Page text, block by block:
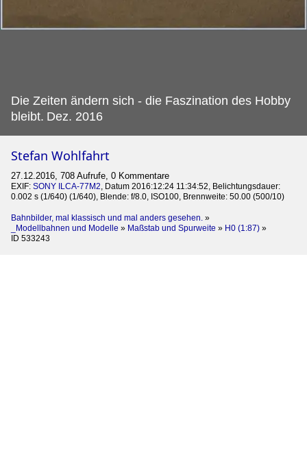
Die Zeiten ändern sich - die Faszination des Hobby
bleibt. Dez. 2016
Stefan Wohlfahrt
27.12.2016, 708 Aufrufe, 0 Kommentare
EXIF: SONY ILCA-77M2, Datum 2016:12:24 11:34:52, Belichtungsdauer:
0.002 s (1/640) (1/640), Blende: f/8.0, ISO100, Brennweite: 50.00 (500/10)
Bahnbilder, mal klassisch und mal anders gesehen. »
_Modellbahnen und Modelle » Maßstab und Spurweite » H0 (1:87) »
ID 533243